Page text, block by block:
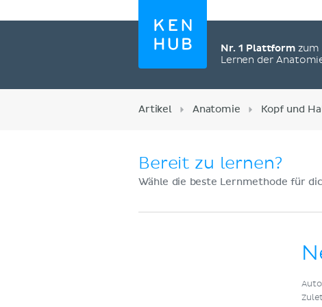
Nr. 1 Plattformzum
Lernen der
Artikel Anatomie Kopf und
Bereit zu lernen?
Wähle die beste Lernmethode für